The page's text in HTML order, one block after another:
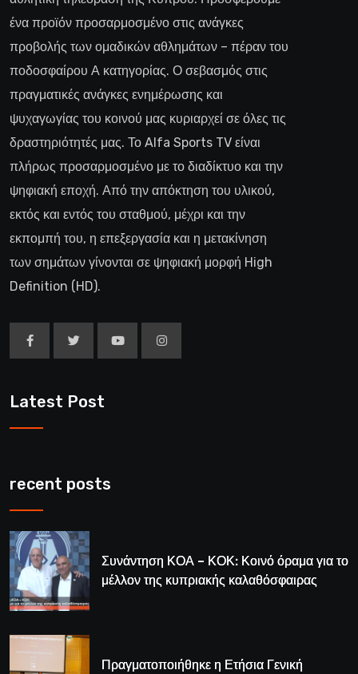
ένα προϊόν προσαρμοσμένο στις ανάγκες
προβολής των ομαδικών αθλημάτων – πέραν του
ποδοσφαίρου Α κατηγορίας. Ο σεβασμός στις
πραγματικές ανάγκες ενημέρωσης και
ψυχαγωγίας του κοινού μας κυριαρχεί σε όλες τις
δραστηριότητές μας. Το Alfa Sports TV είναι
πλήρως προσαρμοσμένο με το διαδίκτυο και την
ψηφιακή εποχή. Από την απόκτηση του υλικού,
εκτός και εντός του σταθμού, μέχρι και την
εκπομπή του, η επεξεργασία και η μετακίνηση
των σημάτων γίνονται σε ψηφιακή μορφή High
Definition (HD).
Latest Post
recent posts
Συνάντηση ΚΟΑ – ΚΟΚ: Κοινό όραμα για το
μέλλον της κυπριακής καλαθόσφαιρας
Πραγματοποιήθηκε η Ετήσια Γενική